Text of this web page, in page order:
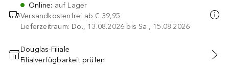
Online: auf Lager
Versandkostenfrei ab € 39,95
Lieferzeitraum: Do., 13.08.2026 bis Sa., 15.08.2026
IN DEN WARENKORB
Douglas-Filiale
Filialverfügbarkeit prüfen